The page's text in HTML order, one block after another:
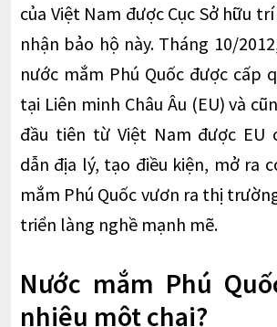
của Việt Nam được Cục Sở hữu
nhận bảo hộ này. Tháng 10/
nước mắm Phú Quốc được cấp
tại Liên minh Châu Âu (EU) và
đầu tiên từ Việt Nam được EU
dẫn địa lý, tạo điều kiện, mở ra
mắm Phú Quốc vươn ra thị
triển làng nghề mạnh mẽ.
Nước mắm Phú
nhiêu một chai?